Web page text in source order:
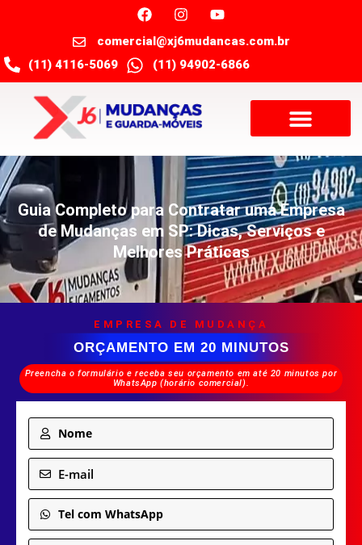
comercial@xj6mudancas.com.br
(11) 4116-5069
(11) 94902-6866
Guia Completo para Contratar uma Empresa
de Mudanças em SP: Dicas, Serviços e
Melhores Práticas
EMPRESA DE MUDANÇA
ORÇAMENTO EM 20 MINUTOS
Preencha o formulário e receba seu orçamento em até 20 minutos por
WhatsApp (horário comercial).
Nome
E-mail
Tel com WhatsApp